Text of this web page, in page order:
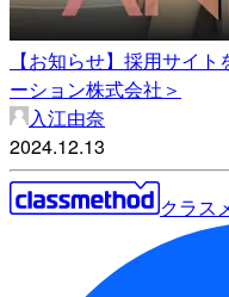
【お知らせ】採用サイ
ーション株式会社＞
入江由奈
2024.12.13
クラス